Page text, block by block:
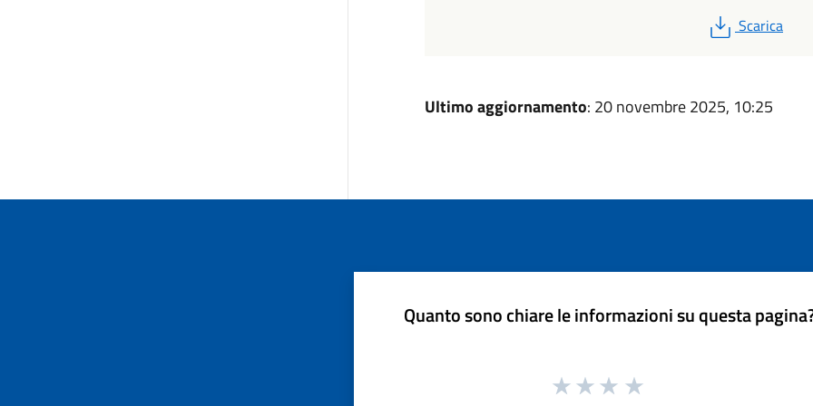
PDF
Scarica
Ultimo aggiornamento: 20 novembre 2025, 10:25
Quanto sono chiare le informazioni su questa